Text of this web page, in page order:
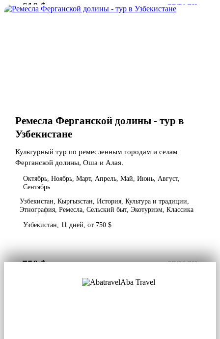
от610 $ ДЕТАЛИ
Ремесла Ферганской долины - тур в
Узбекистане
Культурный тур по ремесленным городам и селам
Ферганской долины, Оша и Алая.
Октябрь, Ноябрь, Март, Апрель, Май, Июнь, Август,
Сентябрь
Узбекистан, Кыргызстан, История, Культура и традиции,
Этнография, Ремесла, Сельский быт, Экотуризм, Классика
Узбекистан, 11 дней, от 750 $
от750 $ ДЕТАЛИ
Aba Travel